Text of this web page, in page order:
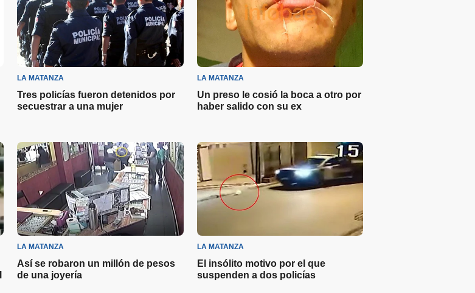
LA MATANZA
Tres policías fueron detenidos por
secuestrar a una mujer
LA MATANZA
Un preso le cosió la boca a otro por
haber salido con su ex
LA MATANZA
Así se robaron un millón de pesos
de una joyería
LA MATANZA
El insólito motivo por el que
suspenden a dos policías